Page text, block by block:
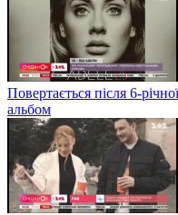
Повертається після 6-
альбом